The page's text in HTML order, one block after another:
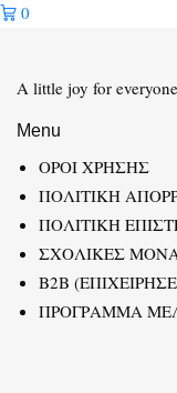
0
A little joy for everyone
Menu
ΟΡΟΙ ΧΡΗΣΗΣ
ΠΟΛΙΤΙΚΗ
ΠΟΛΙΤΙΚΗ
ΣΧΟΛΙΚΕΣ
B2B
ΠΡΟΓΡΑΜΜΑ